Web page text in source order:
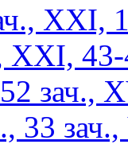
XXI,
XXI,
зач.,
33